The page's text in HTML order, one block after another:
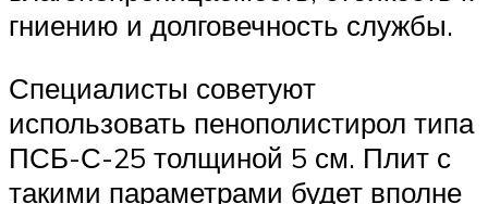
гниению и долговечность службы.
Специалисты советуют
использовать пенополистирол типа
ПСБ-С-25 толщиной 5 см. Плит с
такими параметрами будет вполне